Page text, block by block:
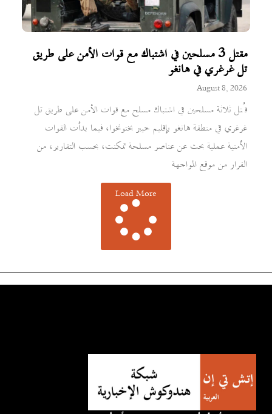
مقتل 3 مسلحين في اشتباك مع قوات الأمن على طريق
تل غرغري في هانغو
August 8, 2026
قُتل ثلاثة مسلحين في اشتباك مسلح مع قوات الأمن على طريق تل
غرغري في منطقة هانغو بإقليم خيبر بختونخوا، فيما بدأت القوات
الأمنية عملية بحث عن عناصر مسلحة تمكنت، بحسب التقارير، من
الفرار من موقع المواجهة
Load More